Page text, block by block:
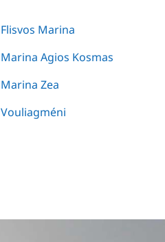
Flisvos Marina
Marina Agios Kosmas
Marina Zea
Vouliagméni